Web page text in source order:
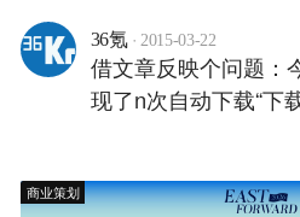
36氪 · 2015-03-22
借文章反映个问题：
现了n次自动下载“下
商业策划